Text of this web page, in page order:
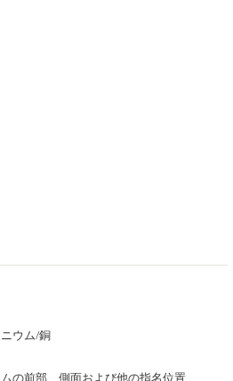
ウム/銅
の前部、側面および他の指名位置